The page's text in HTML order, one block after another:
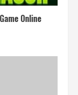
Online